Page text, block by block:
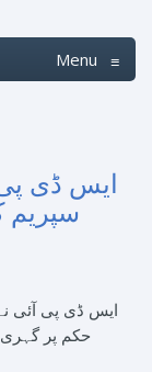
Menu ≡
ایس ڈی
سپریم
ایس ڈی پی آئی
حکم پر